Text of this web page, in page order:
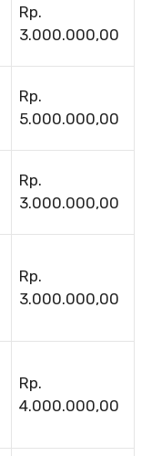
Rp.
3.000.000,00
Rp.
5.000.000,00
Rp.
3.000.000,00
Rp.
3.000.000,00
Rp.
4.000.000,00